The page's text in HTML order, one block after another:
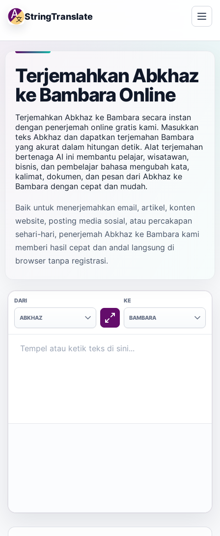
StringTranslate
Terjemahkan Abkhaz
ke Bambara Online
Terjemahkan Abkhaz ke Bambara secara instan
dengan penerjemah online gratis kami. Masukkan
teks Abkhaz dan dapatkan terjemahan Bambara
yang akurat dalam hitungan detik. Alat terjemahan
bertenaga AI ini membantu pelajar, wisatawan,
bisnis, dan pembelajar bahasa mengubah kata,
kalimat, dokumen, dan pesan dari Abkhaz ke
Bambara dengan cepat dan mudah.
Baik untuk menerjemahkan email, artikel, konten
website, posting media sosial, atau percakapan
sehari-hari, penerjemah Abkhaz ke Bambara kami
memberi hasil cepat dan andal langsung di
browser tanpa registrasi.
DARI
ABKHAZ
KE
BAMBARA